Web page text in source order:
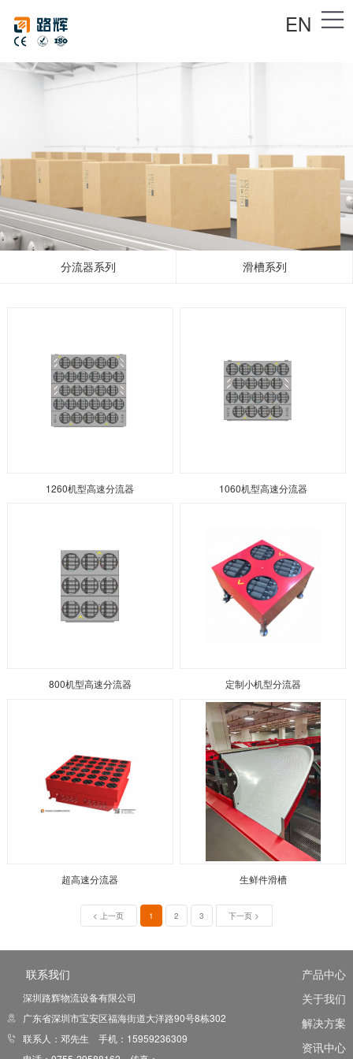
EN
分流器系列 滑槽系列
1260机型高速分流器 1060机型高速分流器
800机型高速分流器 定制小机型分流器
超高速分流器 生鲜件滑槽
< 上一页 1 2 3 下一页 >
联系我们
深圳路辉物流设备有限公司
广东省深圳市宝安区福海街道大洋路90号8栋302
联系人：邓先生 手机：15959236309
产品中心
关于我们
解决方案
资讯中心